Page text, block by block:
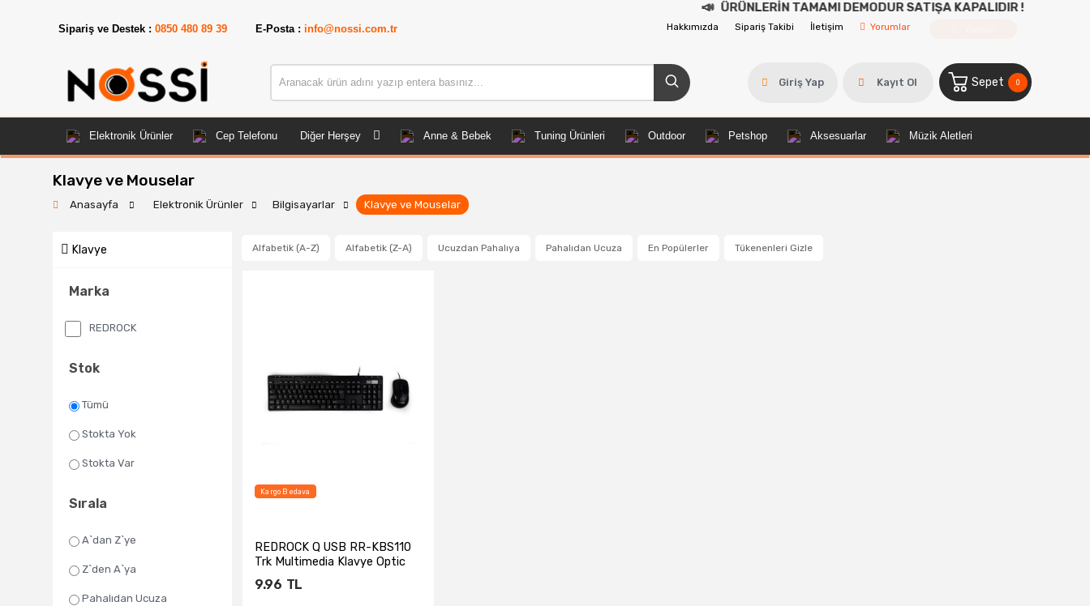
ÜRÜNLERİN TAMAMI DEMODUR SATIŞA KAPALIDIR !
Sipariş ve Destek : 0850 480 89 39 E-Posta :info@nossi.com.tr Hakkımızda Sipariş Takibi İletişim Yorumlar
Giriş Yap Kayıt Ol Sepet 0
Elektronik Ürünler Cep Telefonu Diğer Herşey Anne & Bebek Tuning Ürünleri Outdoor Petshop Aksesuarlar Müzik Aletleri
Klavye ve Mouselar
Anasayfa Elektronik Ürünler Bilgisayarlar Klavye ve Mouselar
Klavye
Marka
REDROCK
Stok
Tümü
Stokta Yok
Stokta Var
Sırala
A`dan Z`ye
Z`den A`ya
Pahalıdan Ucuza
Alfabetik (A-Z) Alfabetik (Z-A) Ucuzdan Pahalıya Pahalıdan Ucuza En Popülerler Tükenenleri Gizle
Kargo Bedava
REDROCK Q USB RR-KBS110
Trk Multimedia Klavye Optic
Mouse S...
9.96 TL